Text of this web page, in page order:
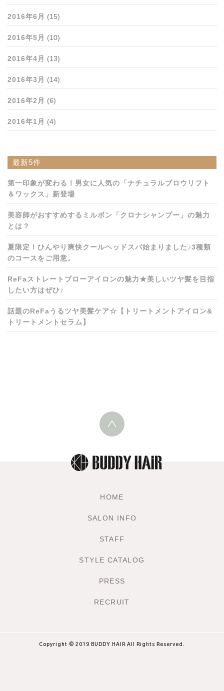
2016年6月 (15)
2016年5月 (10)
2016年4月 (13)
2016年3月 (14)
2016年2月 (6)
2016年1月 (4)
最新5件
第一印象が変わる！男女に人気の「ナチュラルブロウリフト
＆ワックス」新登場
美容師がおすすめするミルボン「クロナシャンプー」の魅力
とは？
夏限定！ひんやり爽快クールヘッドスパ始まりました♪3種類
のコースをご用意。
ReFaストレートブローアイロンの魅力★美しいツヤ髪を目指
したい方はぜひ♪
話題のReFaうるツヤ美髪ケア☆【トリートメントアイロン&
トリートメントセラム】
HOME
SALON INFO
STAFF
STYLE CATALOG
PRESS
RECRUIT
Copyright © 2019 BUDDY HAIR All Rights Reserved.